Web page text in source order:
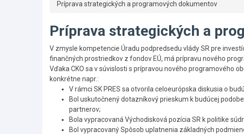
Príprava strategických a programových dokumentov
Príprava strategických a
V zmysle kompetencie Úradu podpredsedu vlády SR pre
finančných prostriedkov z fondov EÚ, má prípravu nového
Vďaka CKO sa v súvislosti s prípravou nového programového
konkrétne napr.:
V rámci SK PRES sa otvorila celoeurópska diskusia o
Bol uskutočnený dotazníkový prieskum k budúcej
partnerov;
Bola vypracovaná Východisková pozícia SR k politike
Bol vypracovaný Spôsob uplatnenia základných